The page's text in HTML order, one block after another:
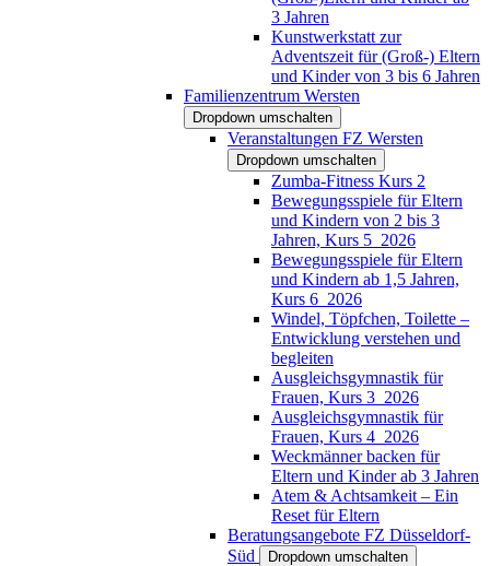
3 Jahren
Kunstwerkstatt zur
Adventszeit für (Groß-) Eltern
und Kinder von 3 bis 6 Jahren
Familienzentrum Wersten
Dropdown umschalten
Veranstaltungen FZ Wersten
Dropdown umschalten
Zumba-Fitness Kurs 2
Bewegungsspiele für Eltern
und Kindern von 2 bis 3
Jahren, Kurs 5_2026
Bewegungsspiele für Eltern
und Kindern ab 1,5 Jahren,
Kurs 6_2026
Windel, Töpfchen, Toilette –
Entwicklung verstehen und
begleiten
Ausgleichsgymnastik für
Frauen, Kurs 3_2026
Ausgleichsgymnastik für
Frauen, Kurs 4_2026
Weckmänner backen für
Eltern und Kinder ab 3 Jahren
Atem & Achtsamkeit – Ein
Reset für Eltern
Beratungsangebote FZ Düsseldorf-
Süd
Dropdown umschalten